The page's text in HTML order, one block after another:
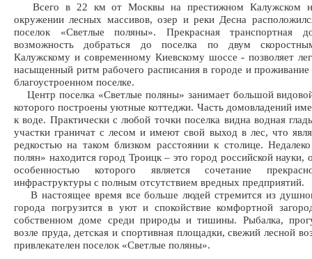
Всего в 22 км от Москвы на престижном Калужском
окружении лесных массивов, озер и реки Десна
поселок «Светлые поляны». Прекрасная транспортная
возможность добраться до поселка по двум
Калужскому и современному Киевскому шоссе - позволяет
насыщенный ритм рабочего расписания в городе и проживание
благоустроенном поселке.
Центр поселка «Светлые поляны» занимает большой
которого построены уютные коттеджи. Часть домовладений
к воде. Практически с любой точки поселка видна водная
участки граничат с лесом и имеют свой выход в лес, что
редкостью на таком близком расстоянии к столице.
полян» находится город Троицк – это город российской науки,
особенностью которого является сочетание
инфраструктуры с полным отсутствием вредных предприятий.
В настоящее время все больше людей стремится из
города погрузится в уют и спокойствие комфортной
собственном доме среди природы и тишины. Рыбалка,
возле пруда, детская и спортивная площадки, свежий лесной
привлекателен поселок «Светлые поляны».